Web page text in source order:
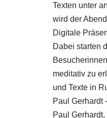
Texten unter
wird der
Digitale
Dabei starten
meditativ zu
und Texte in
Paul Gerhardt
Paul